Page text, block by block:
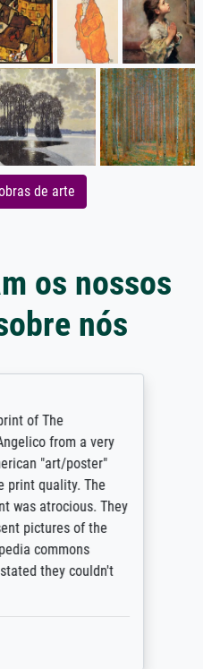
de arte
os nossos
nós
of The
from a very
"art/poster"
print quality. The
was atrocious. They
pictures of the
commons
they couldn't